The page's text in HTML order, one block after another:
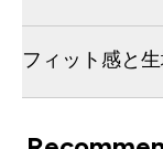
フィット感と